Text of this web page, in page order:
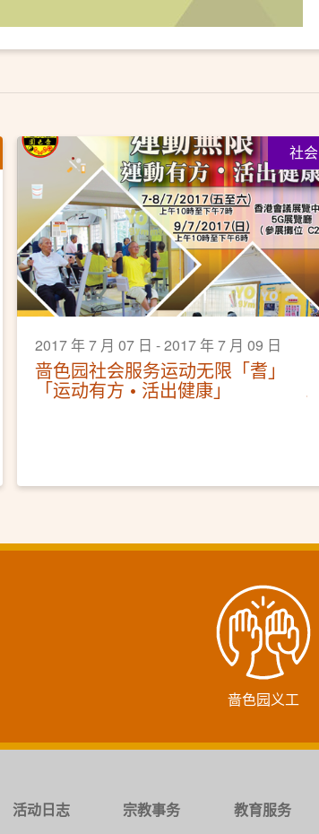
社会
2017 年 7 月 07 日 - 2017 年 7 月 09 日
啬色园社会服务运动无限「耆」
「运动有方 • 活出健康」
啬色园义工
活动日志 宗教事务 教育服务